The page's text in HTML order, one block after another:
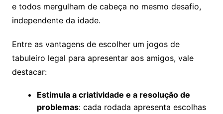
e todos mergulham de cabeça no mesmo desafio,
independente da idade.
Entre as vantagens de escolher um jogos de
tabuleiro legal para apresentar aos amigos, vale
destacar:
Estimula a criatividade e a resolução de
problemas: cada rodada apresenta escolhas